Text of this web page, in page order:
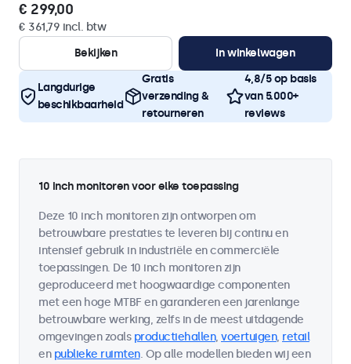
€ 299,00
€ 361,79 incl. btw
Bekijken
In winkelwagen
Langdurige
beschikbaarheid
Gratis
verzending &
retourneren
4,8/5 op basis
van 5.000+
reviews
10 inch monitoren voor elke toepassing
Deze 10 inch monitoren zijn ontworpen om
betrouwbare prestaties te leveren bij continu en
intensief gebruik in industriële en commerciële
toepassingen. De 10 inch monitoren zijn
geproduceerd met hoogwaardige componenten
met een hoge MTBF en garanderen een jarenlange
betrouwbare werking, zelfs in de meest uitdagende
omgevingen zoals productiehallen, voertuigen, retail
en publieke ruimten. Op alle modellen bieden wij een